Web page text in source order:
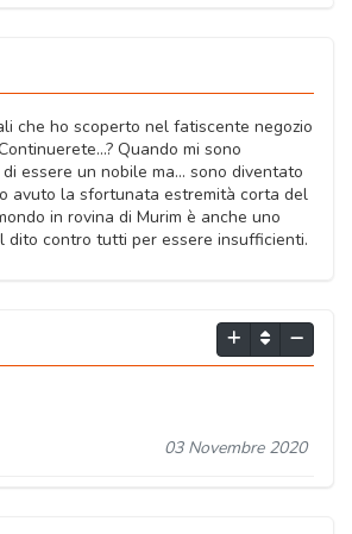
che ho scoperto nel fatiscente negozio
Quando mi sono
essere un nobile ma... sono diventato
avuto la sfortunata estremità corta del
in rovina di Murim è anche uno
dito contro tutti per essere insufficienti.
03 Novembre 2020